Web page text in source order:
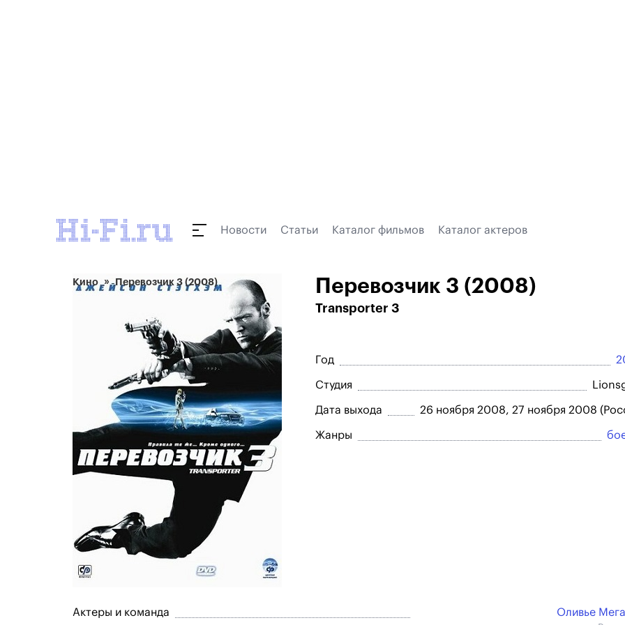
Новости Статьи Каталог фильмов Каталог актеров
Кино Перевозчик 3 (2008) Перевозчик 3 (2008)
Transporter 3
Год
Студия
Дата выхода 26 ноября 2008, 27 ноября 2008
Жанры
Актеры и команда Оливье